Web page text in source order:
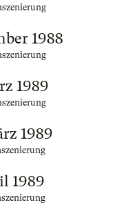
1988
1989
1989
1989